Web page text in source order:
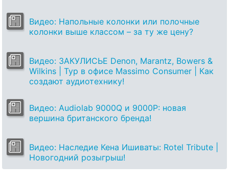
Видео: Напольные колонки или полочные
колонки выше классом – за ту же цену?
Видео: ЗАКУЛИСЬЕ Denon, Marantz, Bowers &
Wilkins | Тур в офисе Massimo Consumer | Как
создают аудиотехнику!
Видео: Audiolab 9000Q и 9000P: новая
вершина британского бренда!
Видео: Наследие Кена Ишиваты: Rotel Tribute |
Новогодний розыгрыш!